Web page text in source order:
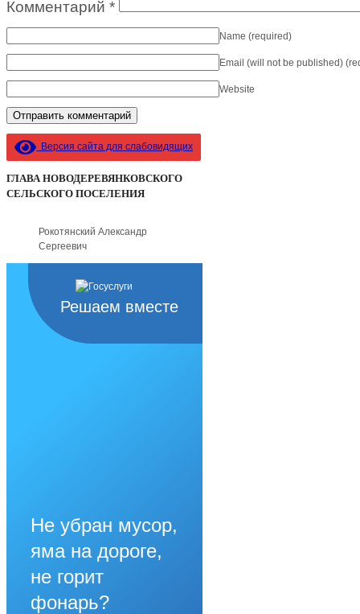
Комментарий *
Name (required)
Email (will not be published)
Website
Версия сайта для слабовидящих
ГЛАВА НОВОДЕРЕВЯНКОВСКОГО
СЕЛЬСКОГО ПОСЕЛЕНИЯ
Рокотянский Александр
Сергеевич
Решаем вместе
Не убран мусор,
яма на дороге,
не горит
фонарь?